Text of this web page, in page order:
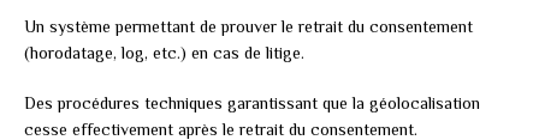
Un système permettant de prouver le retrait du consentement
(horodatage, log, etc.) en cas de litige.
Des procédures techniques garantissant que la géolocalisation
cesse effectivement après le retrait du consentement.